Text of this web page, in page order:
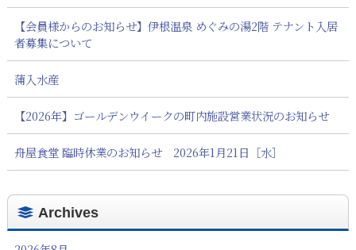
【会員様からのお知らせ】伊根温泉 めぐみの湯2階 テナント入居
者募集について
蒲入水産
【2026年】ゴールデンウイークの町内施設営業状況のお知らせ
舟屋食堂 臨時休業のお知らせ 2026年1月21日［水］
Archives